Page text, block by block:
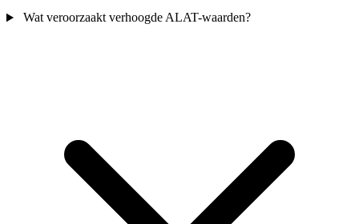
Wat veroorzaakt verhoogde ALAT-waarden?